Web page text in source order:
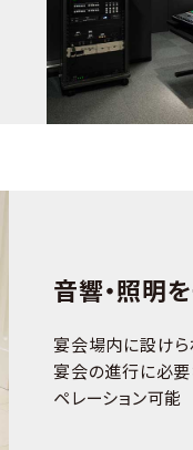
音響・照明
宴会場内に設け
宴会の進行に必要
ペレーション可能